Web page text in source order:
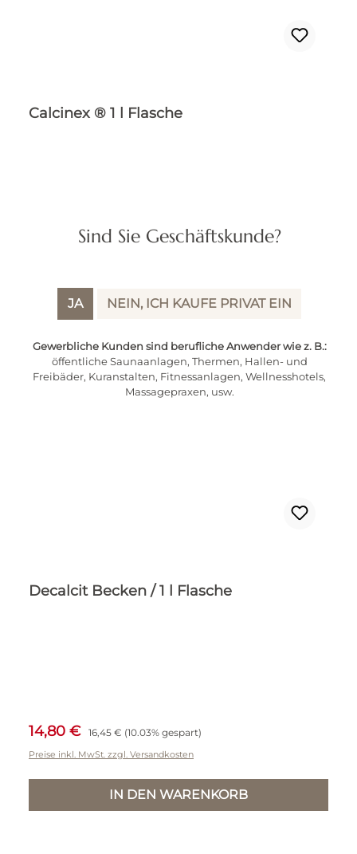
Sind Sie Geschäftskunde?
JA NEIN, ICH KAUFE PRIVAT EIN
Gewerbliche Kunden sind berufliche Anwender wie z. B.:
öffentliche Saunaanlagen, Thermen, Hallen- und
Freibäder, Kuranstalten, Fitnessanlagen, Wellnesshotels,
Massagepraxen, usw.
Calcinex ® 1 l Flasche
Decalcit Becken / 1 l Flasche
Verkaufspreis:
14,80 € Regulärer Preis:
16,45 € (10.03% gespart)
Preise inkl. MwSt. zzgl. Versandkosten
IN DEN WARENKORB